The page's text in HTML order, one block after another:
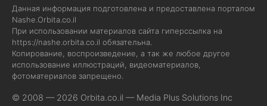
Данная информация подготовлена и предоставлена порталом
Nashe.Orbita.co.il
При использовании материалов сайта гиперссылка на
https://nashe.orbita.co.il обязательна.
Копирование, воспроизведение, а так же любое другое
использование иллюстраций, видеоматериалов,
фотоматериалов запрещено.
© 2008 — 2026 Orbita.co.il — Media Plus Solutions Inc